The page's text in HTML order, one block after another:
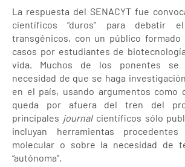
La respuesta del SENACYT fue
científicos “duros” para debatir
transgénicos, con un público formado
casos por estudiantes de
vida. Muchos de los ponentes se
necesidad de que se haga
en el país, usando argumentos como
queda por afuera del tren del
principales journalcientíficos sólo
incluyan herramientas
molecular o sobre la necesidad de
“autónoma”.